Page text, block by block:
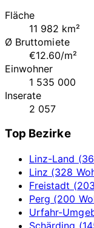
Fläche
11 982 km²
Ø Bruttomiete
€12.60/m²
Einwohner
1 535 000
Inserate
2 057
Top Bezirke
Linz-Land
Linz (328
Freistadt
Perg (200
Urfahr-
Schärding